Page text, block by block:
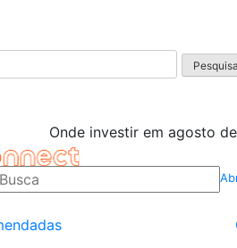
Onde investir em agosto